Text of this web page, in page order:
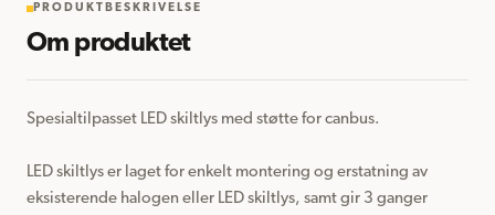
PRODUKTBESKRIVELSE
Om produktet
Spesialtilpasset LED skiltlys med støtte for canbus.
LED skiltlys er laget for enkelt montering og erstatning av
eksisterende halogen eller LED skiltlys, samt gir 3 ganger